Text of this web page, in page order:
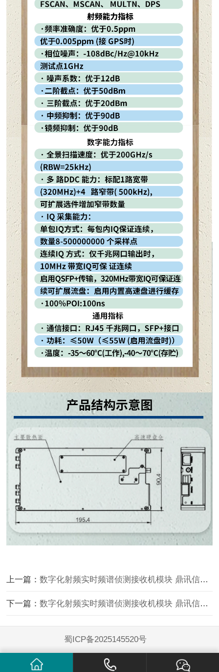
上一篇：数字化射频实时频谱侦测接收机模块 鼎讯信通 DX-SZ800系列 80MHz
下一篇：数字化射频实时频谱侦测接收机模块 鼎讯信通 DX-SZ5000系列 500MHz
蜀ICP备2025145520号